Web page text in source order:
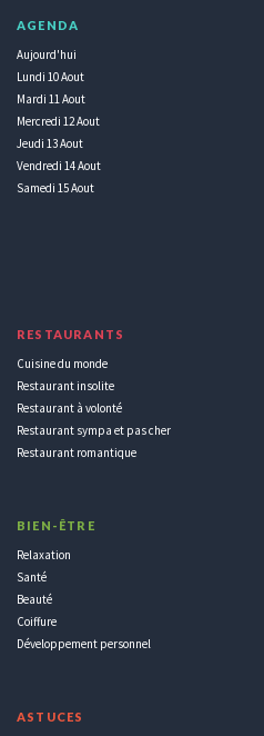
AGENDA
Aujourd'hui
Lundi 10 Aout
Mardi 11 Aout
Mercredi 12 Aout
Jeudi 13 Aout
Vendredi 14 Aout
Samedi 15 Aout
RESTAURANTS
Cuisine du monde
Restaurant insolite
Restaurant à volonté
Restaurant sympa et pas cher
Restaurant romantique
BIEN-ÊTRE
Relaxation
Santé
Beauté
Coiffure
Développement personnel
ASTUCES